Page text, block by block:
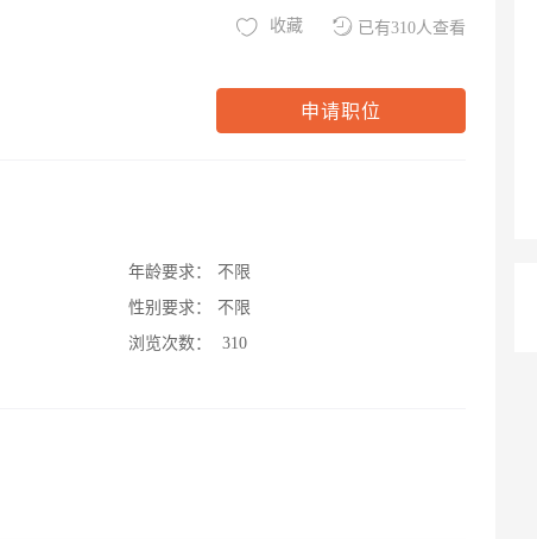
已有310人查看
收藏
申请职位
年龄要求：
不限
性别要求：
不限
浏览次数：
310